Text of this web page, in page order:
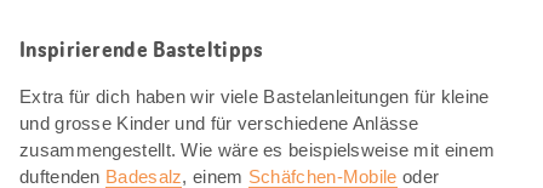
Inspirierende Basteltipps
Extra für dich haben wir viele Bastelanleitungen für kleine
und grosse Kinder und für verschiedene Anlässe
zusammengestellt. Wie wäre es beispielsweise mit einem
duftenden Badesalz, einem Schäfchen-Mobile oder